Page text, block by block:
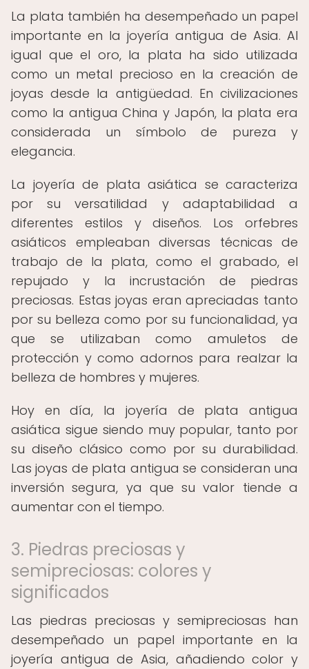
La plata también ha desempeñado un papel
importante en la joyería antigua de Asia. Al
igual que el oro, la plata ha sido utilizada
como un metal precioso en la creación de
joyas desde la antigüedad. En civilizaciones
como la antigua China y Japón, la plata era
considerada un símbolo de pureza y
elegancia.
La joyería de plata asiática se caracteriza
por su versatilidad y adaptabilidad a
diferentes estilos y diseños. Los orfebres
asiáticos empleaban diversas técnicas de
trabajo de la plata, como el grabado, el
repujado y la incrustación de piedras
preciosas. Estas joyas eran apreciadas tanto
por su belleza como por su funcionalidad, ya
que se utilizaban como amuletos de
protección y como adornos para realzar la
belleza de hombres y mujeres.
Hoy en día, la joyería de plata antigua
asiática sigue siendo muy popular, tanto por
su diseño clásico como por su durabilidad.
Las joyas de plata antigua se consideran una
inversión segura, ya que su valor tiende a
aumentar con el tiempo.
3. Piedras preciosas y
semipreciosas: colores y
significados
Las piedras preciosas y semipreciosas han
desempeñado un papel importante en la
joyería antigua de Asia, añadiendo color y